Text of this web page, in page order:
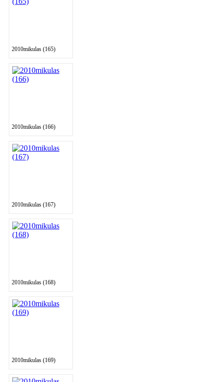
2010mikulas (165)
2010mikulas (166)
2010mikulas (167)
2010mikulas (168)
2010mikulas (169)